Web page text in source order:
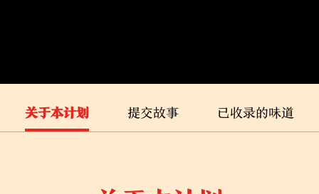
关于本计划 提交故事 已收录的味道